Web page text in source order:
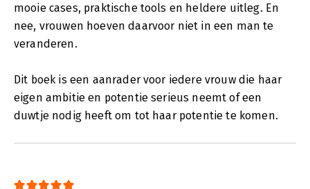
mooie cases, praktische tools en heldere uitleg. En
nee, vrouwen hoeven daarvoor niet in een man te
veranderen.
Dit boek is een aanrader voor iedere vrouw die haar
eigen ambitie en potentie serieus neemt of een
duwtje nodig heeft om tot haar potentie te komen.